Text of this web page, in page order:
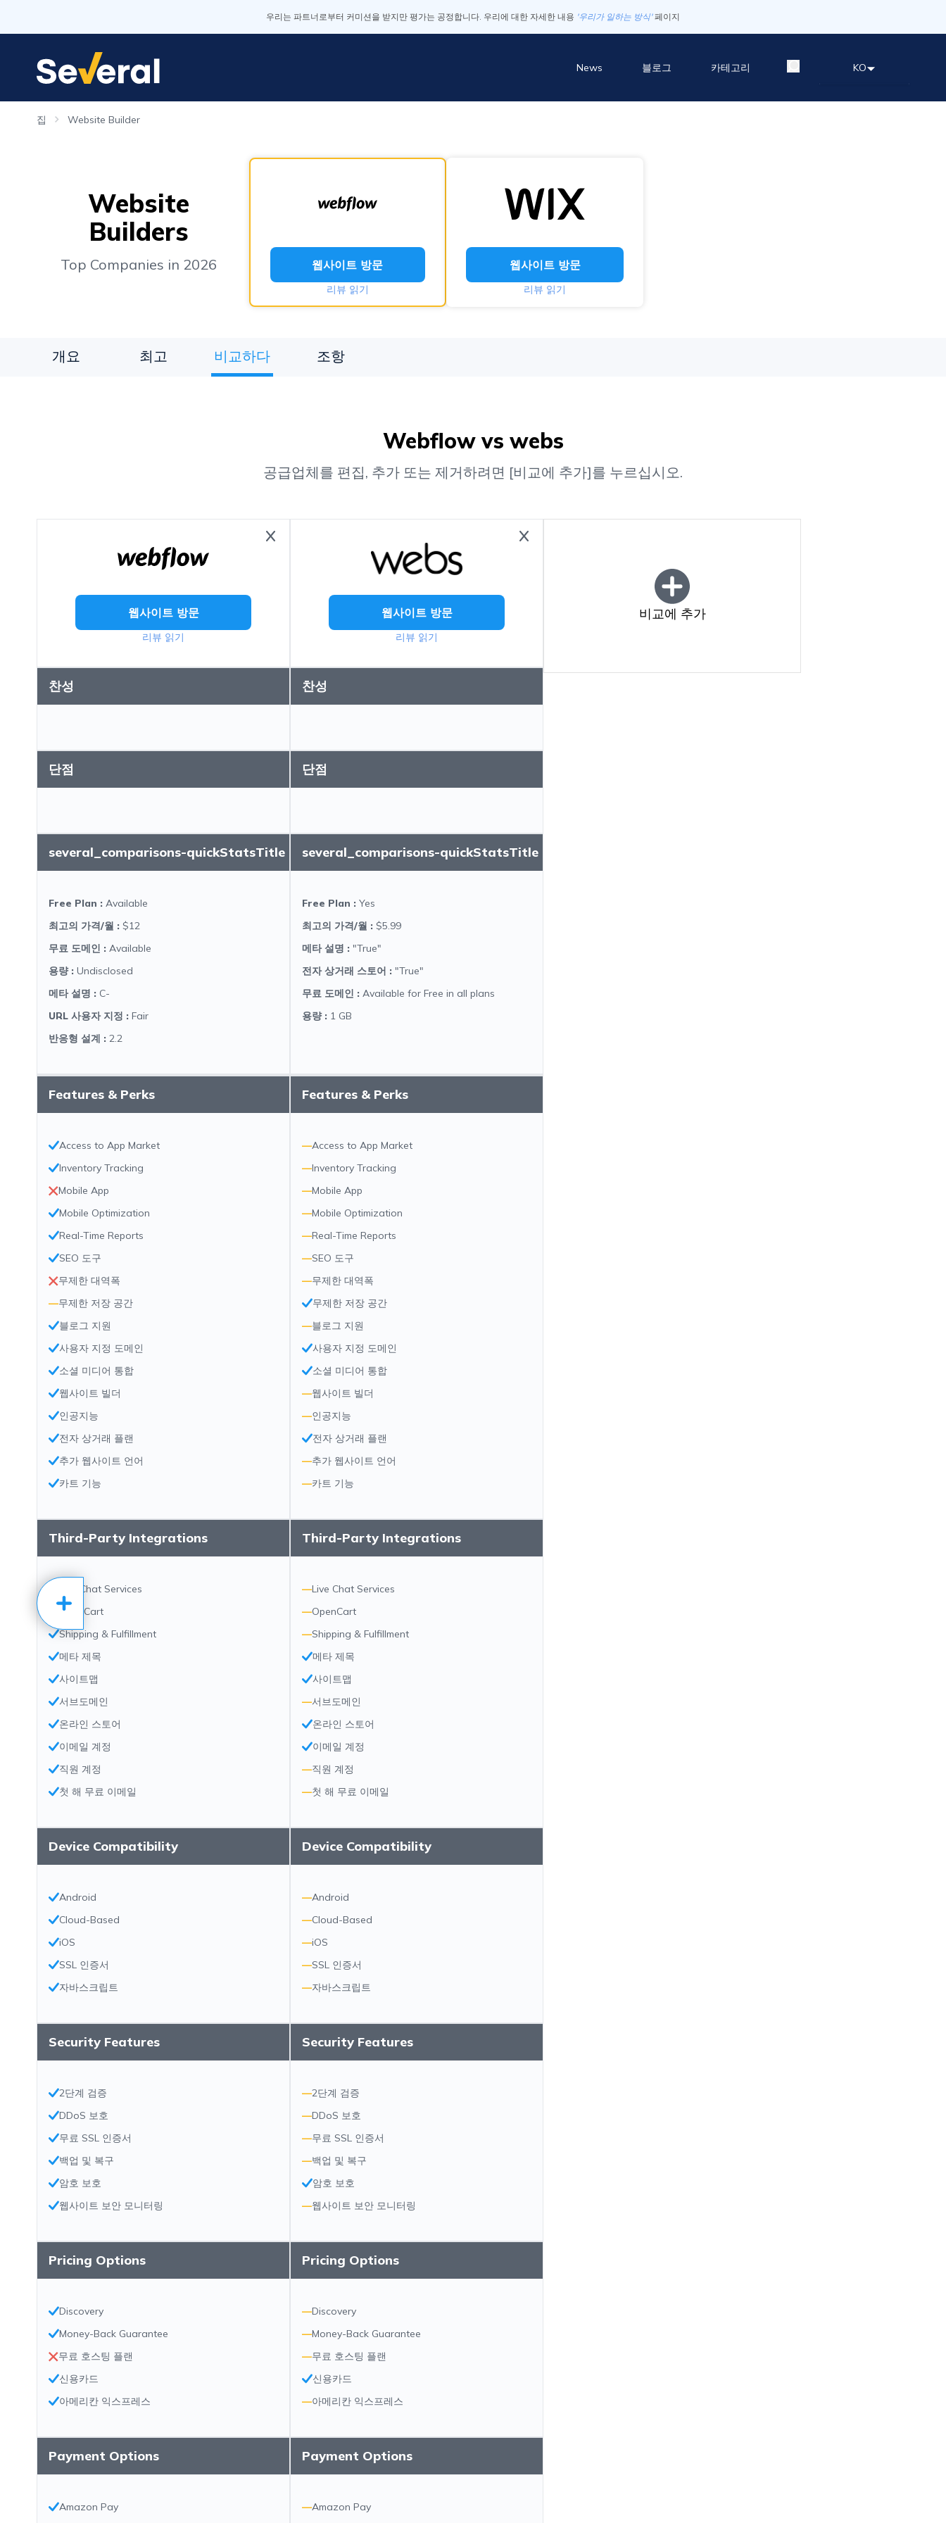
우리는 파트너로부터 커미션을 받지만 평가는 공정합니다. 우리에 대한 자세한 내용 '우리가 일하는 방식' 페이지
News 블로그 카테고리 KO
집 Website Builder
Website
Builders
Top Companies in 2026 웹사이트 방문
리뷰 읽기
웹사이트 방문
리뷰 읽기
개요 최고 비교하다 조항
Webflow vs webs
공급업체를 편집, 추가 또는 제거하려면 [비교에 추가]를 누르십시오.
웹사이트 방문
리뷰 읽기
웹사이트 방문
리뷰 읽기
찬성 찬성
단점 단점
several_comparisons-quickStatsTitle
Free Plan : Available
최고의 가격/월 : $12
무료 도메인 : Available
용량 : Undisclosed
메타 설명 : C-
URL 사용자 지정 : Fair
반응형 설계 : 2.2
several_comparisons-quickStatsTitle
Free Plan : Yes
최고의 가격/월 : $5.99
메타 설명 : "True"
전자 상거래 스토어 : "True"
무료 도메인 : Available for Free in all plans
용량 : 1 GB
Features & Perks
Access to App Market
Inventory Tracking
Mobile App
Mobile Optimization
Real-Time Reports
SEO 도구
무제한 대역폭
—무제한 저장 공간
블로그 지원
사용자 지정 도메인
소셜 미디어 통합
웹사이트 빌더
인공지능
전자 상거래 플랜
추가 웹사이트 언어
카트 기능
Features & Perks
—Access to App Market
—Inventory Tracking
—Mobile App
—Mobile Optimization
—Real-Time Reports
—SEO 도구
—무제한 대역폭
무제한 저장 공간
—블로그 지원
사용자 지정 도메인
소셜 미디어 통합
—웹사이트 빌더
—인공지능
전자 상거래 플랜
—추가 웹사이트 언어
—카트 기능
Third-Party Integrations
Live Chat Services
OpenCart
Shipping & Fulfillment
메타 제목
사이트맵
서브도메인
온라인 스토어
이메일 계정
직원 계정
첫 해 무료 이메일
Third-Party Integrations
—Live Chat Services
—OpenCart
—Shipping & Fulfillment
메타 제목
사이트맵
—서브도메인
온라인 스토어
이메일 계정
—직원 계정
—첫 해 무료 이메일
Device Compatibility
Android
Cloud-Based
iOS
SSL 인증서
자바스크립트
Device Compatibility
—Android
—Cloud-Based
—iOS
—SSL 인증서
—자바스크립트
Security Features
2단계 검증
DDoS 보호
무료 SSL 인증서
백업 및 복구
암호 보호
웹사이트 보안 모니터링
Security Features
—2단계 검증
—DDoS 보호
—무료 SSL 인증서
—백업 및 복구
암호 보호
—웹사이트 보안 모니터링
Pricing Options
Discovery
Money-Back Guarantee
무료 호스팅 플랜
신용카드
아메리칸 익스프레스
Pricing Options
—Discovery
—Money-Back Guarantee
—무료 호스팅 플랜
신용카드
—아메리칸 익스프레스
Payment Options
Amazon Pay
Payment Options
—Amazon Pay
비교에 추가